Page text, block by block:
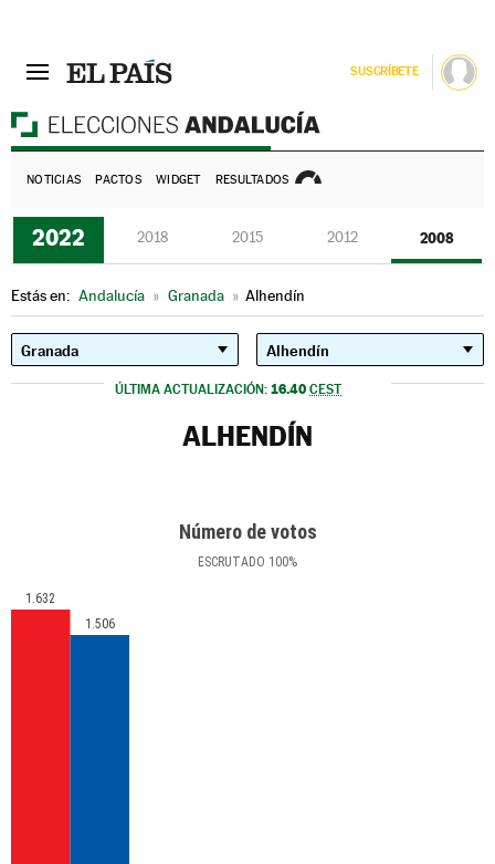
SUSCRÍBETE
NOTICIAS PACTOS WIDGET RESULTADOS
2022 2018 2015 2012 2008
Estás en: Andalucía » Granada » Alhendín
ÚLTIMA ACTUALIZACIÓN: 16.40 CEST
ALHENDÍN
Número de votos
ESCRUTADO 100%
1.632
1.506